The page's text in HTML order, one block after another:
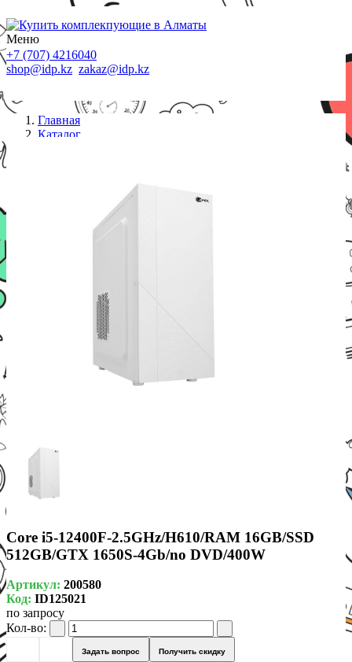
Меню
+7 (707) 4216040
shop@idp.kz zakaz@idp.kz
Главная
Каталог
Core i5-12400F-2.5GHz/H610/RAM 16GB/SSD
512GB/GTX 1650S-4Gb/no DVD/400W
Артикул: 200580
Код: ID125021
по запросу
Кол-во:
Задать вопрос Получить скидку